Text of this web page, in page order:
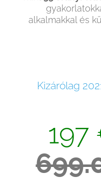
alkalmakkal és
Kizárólag
197